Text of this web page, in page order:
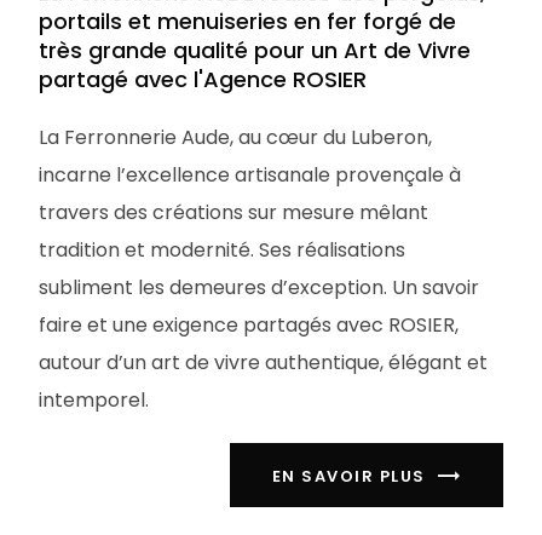
portails et menuiseries en fer forgé de
très grande qualité pour un Art de Vivre
partagé avec l'Agence ROSIER
La Ferronnerie Aude, au cœur du Luberon,
incarne l’excellence artisanale provençale à
travers des créations sur mesure mêlant
tradition et modernité. Ses réalisations
subliment les demeures d’exception. Un savoir
faire et une exigence partagés avec ROSIER,
autour d’un art de vivre authentique, élégant et
intemporel.
EN SAVOIR PLUS